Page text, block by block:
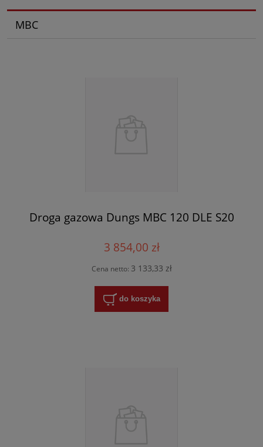
MBC
Droga gazowa Dungs MBC 120 DLE S20
3 854,00 zł
Cena netto: 3 133,33 zł
do koszyka